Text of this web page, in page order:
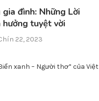
đình: Những Lời
hưởng tuyệt vời
22, 2023
xanh – Người thơ” của Việt